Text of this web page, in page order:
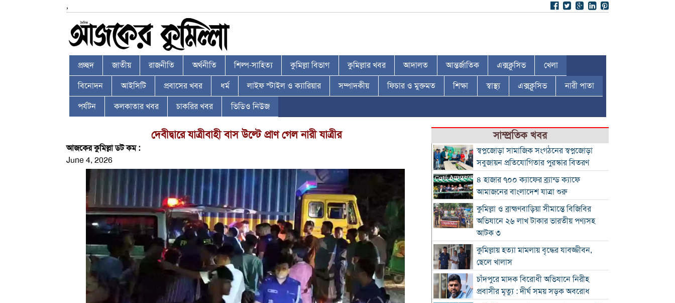
,
প্রচ্ছদ জাতীয় রাজনীতি অর্থনীতি শিল্প-সাহিত্য কুমিল্লা বিভাগ কুমিল্লার খবর আদালত আন্তর্জাতিক এক্সক্লুসিভ খেলা
বিনোদন আইসিটি প্রবাসের খবর ধর্ম লাইফ স্টাইল ও ক্যারিয়ার সম্পাদকীয় ফিচার ও মুক্তমত শিক্ষা স্বাস্থ্য এক্সক্লুসিভ নারী পাতা
পর্যটন কলকাতার খবর চাকরির খবর ভিডিও নিউজ
দেবীদ্বারে যাত্রীবাহী বাস উল্টে প্রাণ গেল নারী যাত্রীর
আজকের কুমিল্লা ডট কম :
June 4, 2026
সাম্প্রতিক খবর
স্বপ্নজোড়া সামাজিক সংগঠনের স্বপ্নজোড়া
সবুজায়ন প্রতিযোগিতার পুরস্কার বিতরণ
৪ হাজার ৭০০ ক্যাফের ব্র্যান্ড ক্যাফে
আমাজনের বাংলাদেশ যাত্রা শুরু
কুমিল্লা ও ব্রাহ্মণবাড়িয়া সীমান্তে বিজিবির
অভিযানে ২৬ লাখ টাকার ভারতীয় পণ্যসহ
আটক ৩
কুমিল্লায় হত্যা মামলায় বৃদ্ধের যাবজ্জীবন,
ছেলে খালাস
চাঁদপুরে মাদক বিরোধী অভিযানে নিরীহ
প্রবাসীর মৃত্যু : দীর্ঘ সময় সড়ক অবরোধ